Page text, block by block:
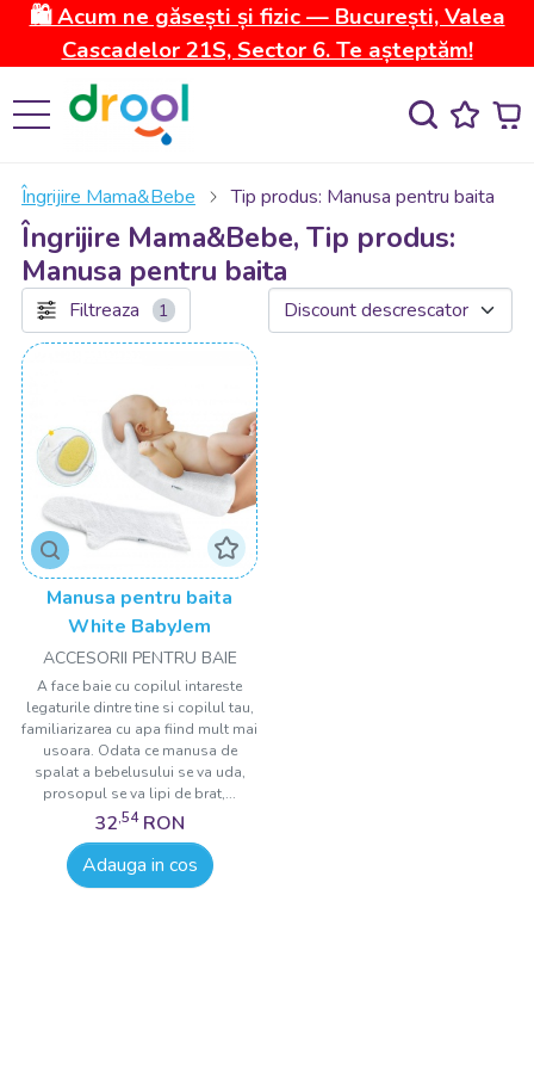
🛍️ Acum ne găsești și fizic — București, Valea
Cascadelor 21S, Sector 6. Te așteptăm!
Îngrijire Mama&Bebe Tip produs: Manusa pentru baita
Îngrijire Mama&Bebe, Tip produs:
Manusa pentru baita
Filtreaza 1
Manusa pentru baita
White BabyJem
ACCESORII PENTRU BAIE
A face baie cu copilul intareste
legaturile dintre tine si copilul tau,
familiarizarea cu apa fiind mult mai
usoara. Odata ce manusa de
spalat a bebelusului se va uda,
prosopul se va lipi de brat,...
32,54 RON
Adauga in cos